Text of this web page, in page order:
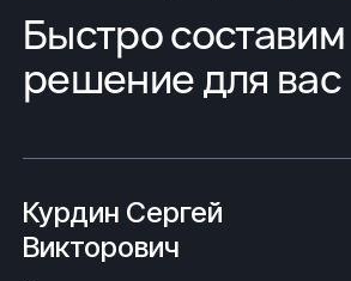
Быстро составим
решение для вас
Курдин Сергей
Викторович